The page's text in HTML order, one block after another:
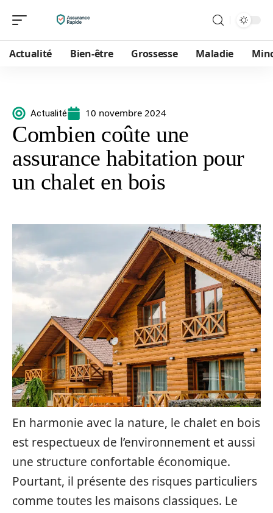
Actualité Bien-être Grossesse Maladie
Actualité 10 novembre 2024
Combien coûte une
assurance habitation pour
un chalet en bois
En harmonie avec la nature, le chalet en bois
est respectueux de l’environnement et aussi
une structure confortable économique.
Pourtant, il présente des risques particuliers
comme toutes les maisons classiques. Le